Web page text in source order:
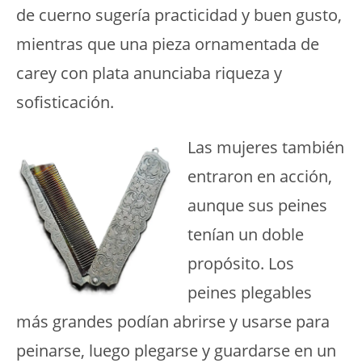
de cuerno sugería practicidad y buen gusto,
mientras que una pieza ornamentada de
carey con plata anunciaba riqueza y
sofisticación.
Las mujeres también
entraron en acción,
aunque sus peines
tenían un doble
propósito. Los
peines plegables
más grandes podían abrirse y usarse para
peinarse, luego plegarse y guardarse en un